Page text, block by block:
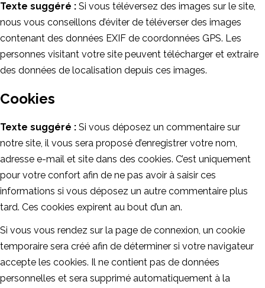
Texte suggéré : Si vous téléversez des images sur le site,
nous vous conseillons d’éviter de téléverser des images
contenant des données EXIF de coordonnées GPS. Les
personnes visitant votre site peuvent télécharger et extraire
des données de localisation depuis ces images.
Cookies
Texte suggéré : Si vous déposez un commentaire sur
notre site, il vous sera proposé d’enregistrer votre nom,
adresse e-mail et site dans des cookies. C’est uniquement
pour votre confort afin de ne pas avoir à saisir ces
informations si vous déposez un autre commentaire plus
tard. Ces cookies expirent au bout d’un an.
Si vous vous rendez sur la page de connexion, un cookie
temporaire sera créé afin de déterminer si votre navigateur
accepte les cookies. Il ne contient pas de données
personnelles et sera supprimé automatiquement à la